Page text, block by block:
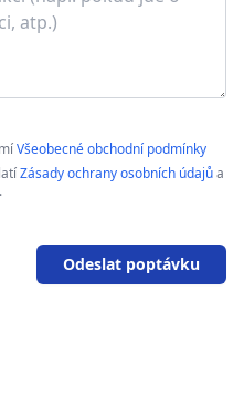
Všeobecné obchodní podmínky
Zásady ochrany osobních údajůa
Odeslat poptávku